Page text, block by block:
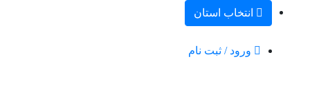
ورود / ثبت نام